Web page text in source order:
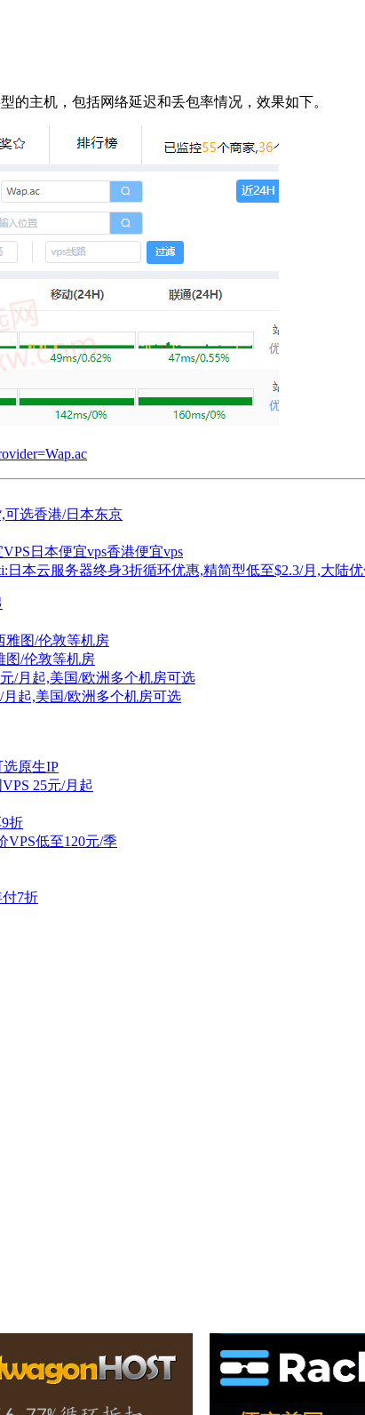
的主机，包括网络延迟和丢包率情况，效果如下。
,可选香港/日本东京
日本便宜vps香港便宜vps
日本云服务器终身3折循环优惠,精简型低至$2.3/月,大陆
图/伦敦等机房
月起,美国/欧洲多个机房可选
选原生IP
25元/月起
折
VPS低至120元/季
7折